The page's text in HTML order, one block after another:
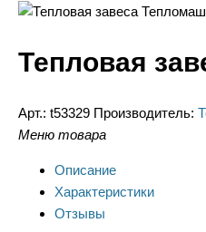
Тепловая
Арт.: t53329 Производитель:
Меню товара
Описание
Характеристики
Отзывы